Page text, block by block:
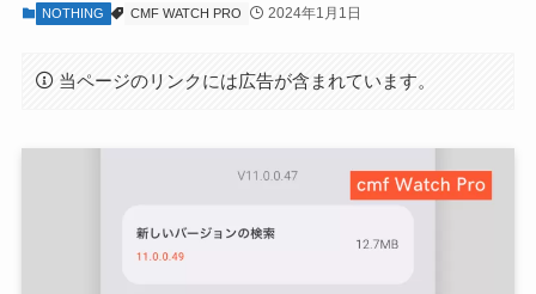
NOTHING CMF WATCH PRO 2024年1月1日
当ページのリンクには広告が含まれています。